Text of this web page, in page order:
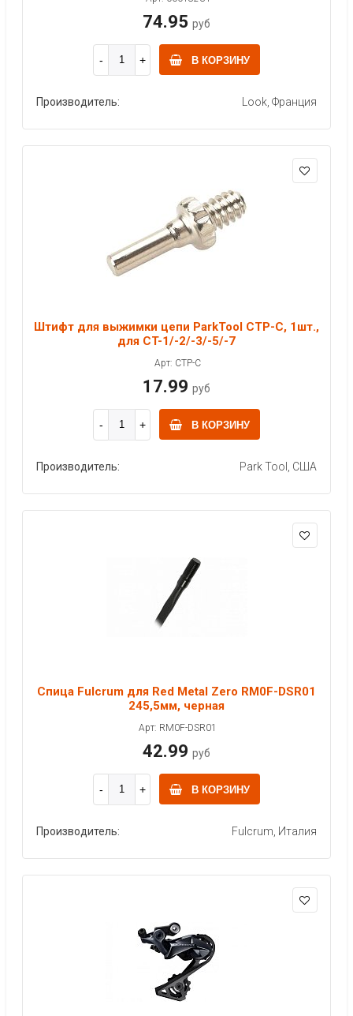
74.95 руб
В КОРЗИНУ
Производитель: Look, Франция
Штифт для выжимки цепи ParkTool CTP-C, 1шт.,
для CT-1/-2/-3/-5/-7
Арт: CTP-C
17.99 руб
В КОРЗИНУ
Производитель: Park Tool, США
Спица Fulcrum для Red Metal Zero RM0F-DSR01
245,5мм, черная
Арт: RM0F-DSR01
42.99 руб
В КОРЗИНУ
Производитель: Fulcrum, Италия